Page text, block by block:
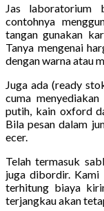
Jas laboratorium
contohnya
tangan gunakan
Tanya mengenai
dengan warna atau
Juga ada (ready
cuma
putih, kain oxford
Bila pesan dalam
ecer.
Telah termasuk
juga dibordir.
terhitung biaya
terjangkau akan